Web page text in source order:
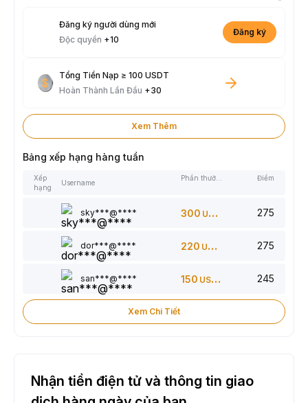
Đăng ký người dùng mới
Độc quyền +10
Đăng ký
Tổng Tiền Nạp ≥ 100 USDT
Hoàn Thành Lần Đầu +30
Xem Thêm
Bảng xếp hạng hàng tuần
Xếp
hạng
Username
Điểm
sky***@**** 300 USDT 275
dor***@**** 220 USDT 275
san***@**** 150 USDT 245
Xem Chi Tiết
Nhận tiền điện tử và thông tin giao